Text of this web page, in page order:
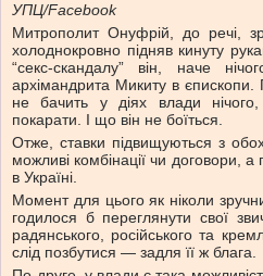
УПЦ/Facebook
Митрополит Онуфрій, до речі,
холоднокровно підняв кинуту
“секс-скандалу” він, наче
архімандрита Микиту в
не бачить у діях влади
покарати. І що він не боїться.
Отже, ставки підвищуються з
можливі комбінації чи договори,
в Україні.
Момент для цього як ніколи
годилося б переглянути свої
радянського, російського та
слід позбутися — задля її ж блага.